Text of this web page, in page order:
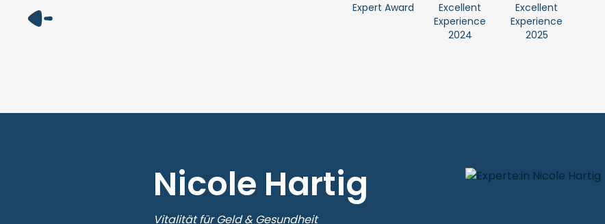
Expert Award
Excellent
Experience
2024
Excellent
Experience
2025
Nicole Hartig
Vitalität für Geld & Gesundheit